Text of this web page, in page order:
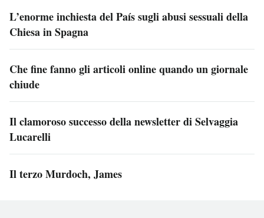
L’enorme inchiesta del País sugli abusi sessuali della
Chiesa in Spagna
Che fine fanno gli articoli online quando un giornale
chiude
Il clamoroso successo della newsletter di Selvaggia
Lucarelli
Il terzo Murdoch, James